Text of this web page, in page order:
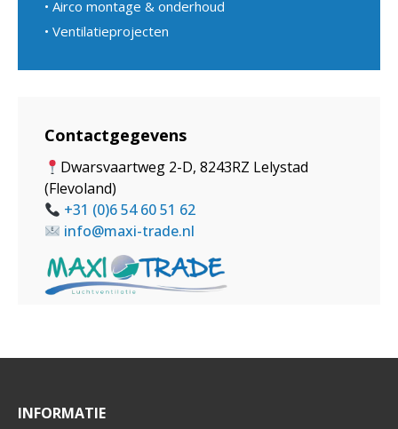
• Airco montage & onderhoud
• Ventilatieprojecten
Contactgegevens
Dwarsvaartweg 2-D, 8243RZ Lelystad
(Flevoland)
+31 (0)6 54 60 51 62
info@maxi-trade.nl
INFORMATIE